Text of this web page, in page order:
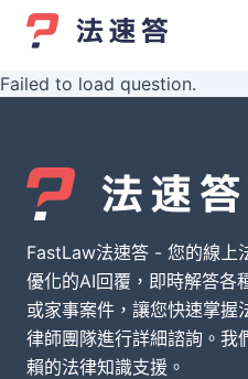
Failed to load question.
FastLaw法速答 - 您的線上
優化的AI回覆，即時解答各
或家事案件，讓您快速掌握
律師團隊進行詳細諮詢。我
賴的法律知識支援。